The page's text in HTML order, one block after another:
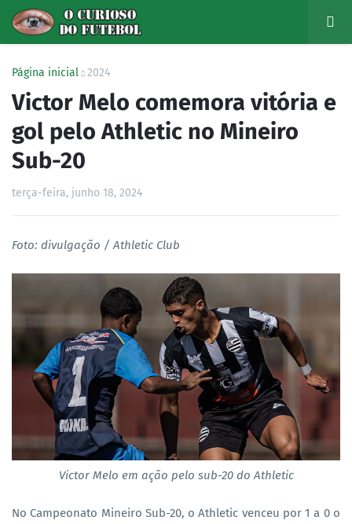
Página inicial 2024
Victor Melo comemora vitória e
gol pelo Athletic no Mineiro
Sub-20
terça-feira, junho 18, 2024
Foto: divulgação / Athletic Club
Victor Melo em ação pelo sub-20 do Athletic
No Campeonato Mineiro Sub-20, o Athletic venceu por 1 a 0 o